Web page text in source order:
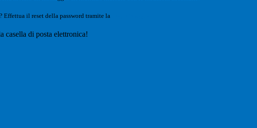
Effettua il reset della password tramite la
casella di posta elettronica!